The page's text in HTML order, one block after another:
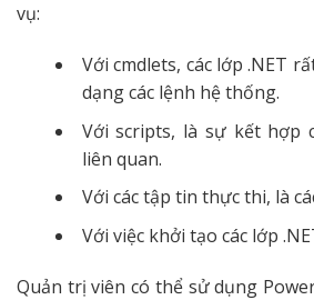
vụ:
Với cmdlets, các lớp .NET
dạng các lệnh hệ thống.
Với scripts, là sự kết hợp
liên quan.
Với các tập tin thực thi, là
Với việc khởi tạo các lớp
Quản trị viên có thể sử dụng